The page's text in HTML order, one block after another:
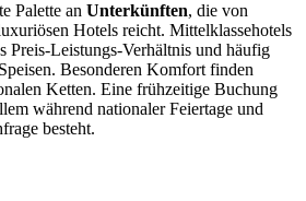
Palette an Unterkünften, die von
Hotels reicht. Mittelklassehotels
Preis-Leistungs-Verhältnis und häufig
Besonderen Komfort finden
Ketten. Eine frühzeitige Buchung
während nationaler Feiertage und
besteht.